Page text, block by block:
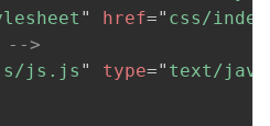
" href=" css/
-->
js.js " type=" text/